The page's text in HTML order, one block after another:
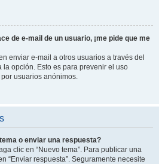
de e-mail de un usuario, ¡me pide que me
enviar e-mail a otros usuarios a través del
opción. Esto es para prevenir el uso
usuarios anónimos.
o enviar una respuesta?
clic en “Nuevo tema”. Para publicar una
“Enviar respuesta”. Seguramente necesite